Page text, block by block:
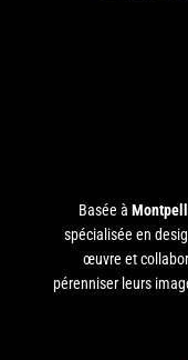
Basée à
spécialisée en
œuvre et
pérenniser leurs